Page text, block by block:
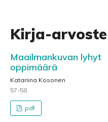
Kirja-
Maailmankuvan lyhyt
oppimäärä
Katariina Kosonen
57-58
pdf